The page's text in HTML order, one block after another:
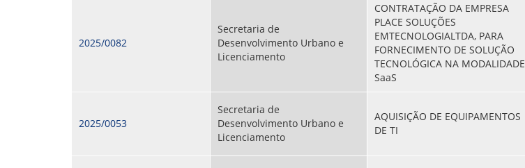
2025/0082
Secretaria de
Desenvolvimento Urbano e
Licenciamento
CONTRATAÇÃO DA EMPRESA
PLACE SOLUÇÕES
EMTECNOLOGIALTDA, PARA
FORNECIMENTO DE SOLUÇÃO
TECNOLÓGICA NA MODALIDADE
SaaS
2025/0053
Secretaria de
Desenvolvimento Urbano e
Licenciamento
AQUISIÇÃO DE EQUIPAMENTOS
DE TI